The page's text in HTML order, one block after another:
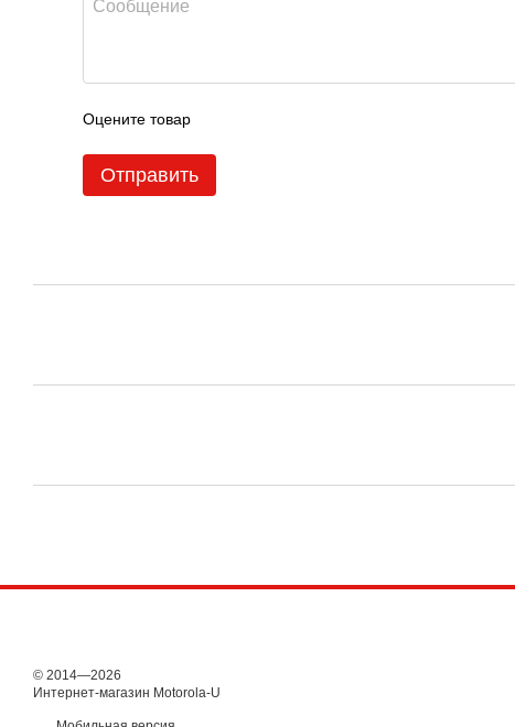
Оцените товар
Отправить
© 2014—2026
Интернет-магазин Motorola-U